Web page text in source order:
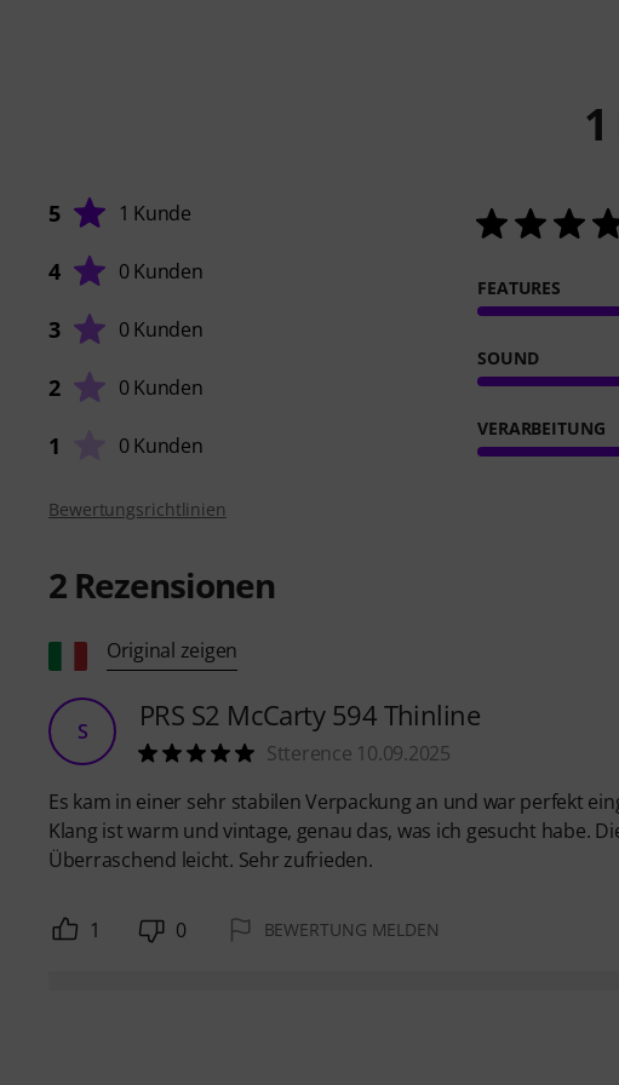
1
5 1 Kunde
4 0 Kunden
3 0 Kunden
2 0 Kunden
1 0 Kunden
FEATURES
SOUND
VERARBEITUNG
Bewertungsrichtlinien
2 Rezensionen
Original zeigen
S PRS S2 McCarty 594 Thinline
Stterence 10.09.2025
Es kam in einer sehr stabilen Verpackung an und war perfekt
Klang ist warm und vintage, genau das, was ich gesucht habe.
Überraschend leicht. Sehr zufrieden.
1 0 BEWERTUNG MELDEN